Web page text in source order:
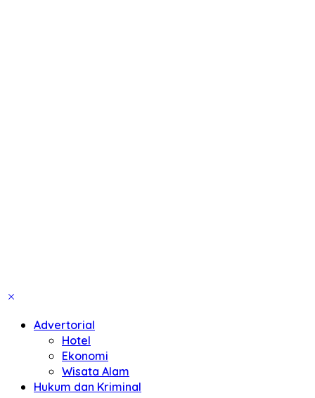
Advertorial
Hotel
Ekonomi
Wisata Alam
Hukum dan Kriminal